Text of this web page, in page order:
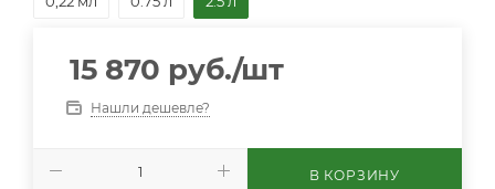
15 870 руб./шт
Нашли дешевле?
В КОРЗИНУ